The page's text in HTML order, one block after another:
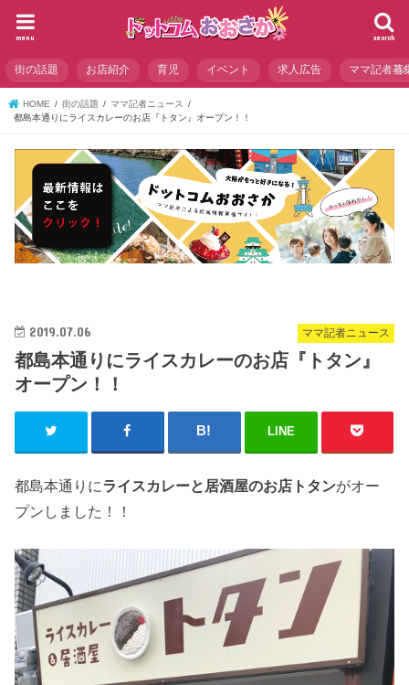
search
menu
街の話題 お店紹介 育児 イベント 求人広告 ママ記者募
HOME 街の話題
ママ記者ニュース
都島本通りにライスカレーのお店『トタン』オープン！！
ママ記者ニュース
2019.07.06
都島本通りにライスカレーのお店『トタン』
オープン！！
LINE
都島本通りにライスカレーと居酒屋のお店トタンがオー
プンしました！！